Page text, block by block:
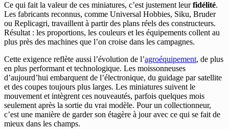
Ce qui fait la valeur de ces miniatures, c’est justement leurfidélité.
Les fabricants reconnus, comme Universal Hobbies, Siku, Bruder
ou Replicagri, travaillent à partir des plans réels des constructeurs.
Résultat : les proportions, les couleurs et les équipements collent au
plus près des machines que l’on croise dans les campagnes.
Cette exigence reflète aussi l’évolution de l’agroéquipement, de plus
en plus performant et technologique. Les moissonneuses
d’aujourd’hui embarquent de l’électronique, du guidage par satellite
et des coupes toujours plus larges. Les miniatures suivent le
mouvement et intègrent ces nouveautés, parfois quelques mois
seulement après la sortie du vrai modèle. Pour un collectionneur,
c’est une manière de garder son étagère à jour avec ce qui se fait de
mieux dans les champs.